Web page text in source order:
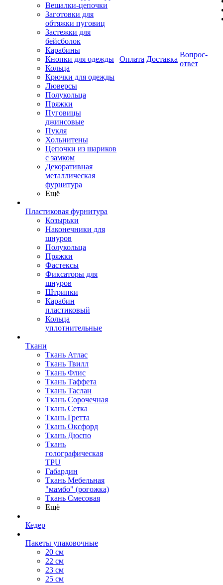
Вешалки-цепочки
Заготовки для
обтяжки пуговиц
Застежки для
бейсболок
Карабины
Кнопки для одежды
Кольца
Крючки для одежды
Люверсы
Полукольца
Пряжки
Пуговицы
джинсовые
Пукля
Хольнитены
Цепочки из шариков
с замком
Декоративная
металлическая
фурнитура
Ещё
Пластиковая фурнитура
Козырьки
Наконечники для
шнуров
Полукольца
Пряжки
Фастексы
Фиксаторы для
шнуров
Штрипки
Карабин
пластиковый
Кольца
уплотнительные
Ткани
Ткань Атлас
Ткань Твилл
Ткань Флис
Ткань Таффета
Ткань Таслан
Ткань Сорочечная
Ткань Сетка
Ткань Гретта
Ткань Оксфорд
Ткань Дюспо
Ткань
голографическая
TPU
Габардин
Ткань Мебельная
"мамбо" (рогожка)
Ткань Смесовая
Ещё
Кедер
Пакеты упаковочные
20 см
22 см
23 см
25 см
Оплата Доставка
Вопрос-
ответ